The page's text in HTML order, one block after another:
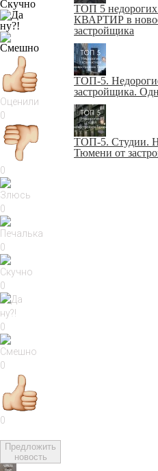
Оценили
0
0
0
0
0
0
0
0
Предложить
новость
ТОП 5
КВАРТИР в
застройщика
ТОП-5.
застройщика.
ТОП-5. Студии.
Тюмени от